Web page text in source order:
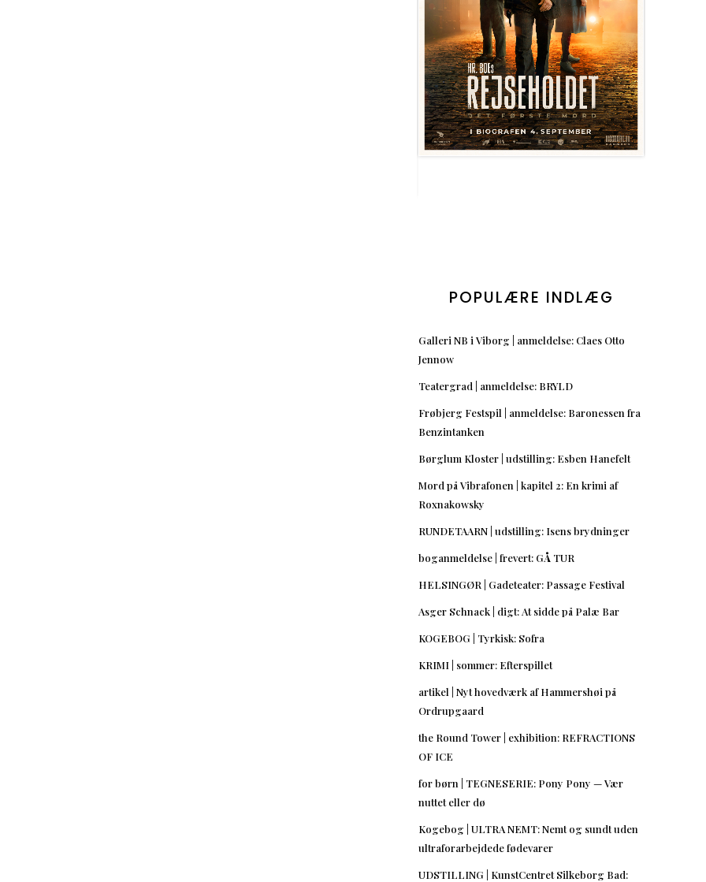
POPULÆRE INDLÆG
Galleri NB i Viborg | anmeldelse: Claes Otto
Jennow
Teatergrad | anmeldelse: BRYLD
Frøbjerg Festspil | anmeldelse: Baronessen fra
Benzintanken
Børglum Kloster | udstilling: Esben Hanefelt
Mord på Vibrafonen | kapitel 2: En krimi af
Roxnakowsky
RUNDETAARN | udstilling: Isens brydninger
boganmeldelse | frevert: GÅ TUR
HELSINGØR | Gadeteater: Passage Festival
Asger Schnack | digt: At sidde på Palæ Bar
KOGEBOG | Tyrkisk: Sofra
KRIMI | sommer: Efterspillet
artikel | Nyt hovedværk af Hammershøi på
Ordrupgaard
the Round Tower | exhibition: REFRACTIONS
OF ICE
for børn | TEGNESERIE: Pony Pony — Vær
nuttet eller dø
Kogebog | ULTRA NEMT: Nemt og sundt uden
ultraforarbejdede fødevarer
UDSTILLING | KunstCentret Silkeborg Bad: